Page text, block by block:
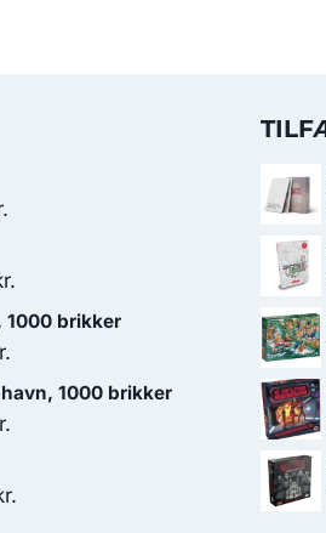
pris
aktuelle
179.00 kr..
1000 brikker
aktuelle1000 brikker
pris